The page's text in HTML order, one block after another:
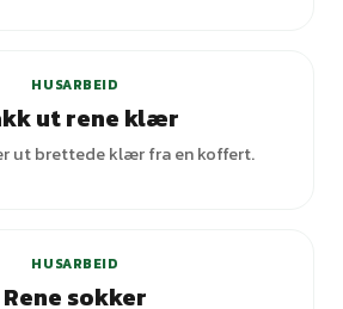
HUSARBEID
ut rene klær
ut brettede klær fra en koffert.
HUSARBEID
Rene sokker